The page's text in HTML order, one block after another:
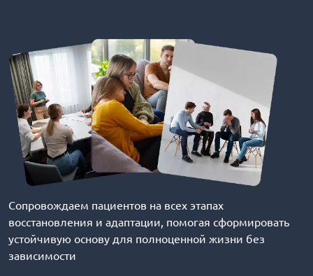
Сопровождаем пациентов на всех этапах
восстановления и адаптации, помогая сформировать
устойчивую основу для полноценной жизни без
зависимости